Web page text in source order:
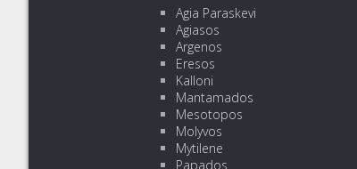
Agia Paraskevi
Agiasos
Argenos
Eresos
Kalloni
Mantamados
Mesotopos
Molyvos
Mytilene
Papados